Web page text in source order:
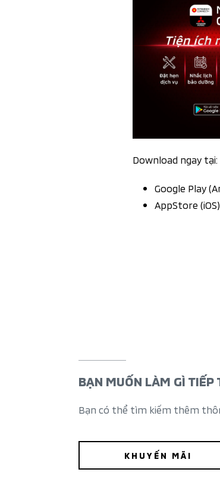
Download ngay tại:
Google Play
AppStore
BẠN MUỐN LÀM GÌ TIẾP
Bạn có thể tìm kiếm thêm
KHUYẾN MÃI